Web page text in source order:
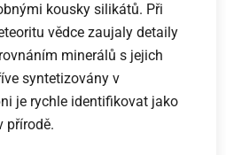
kousky silikátů. Při
vědce zaujaly detaily
minerálů s jejich
syntetizovány v
je rychle identifikovat jako
přírodě.